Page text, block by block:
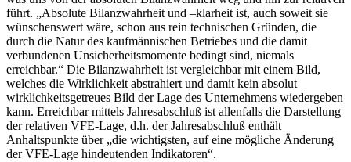
führt. „Absolute Bilanzwahrheit und –klarheit ist, auch soweit sie
wünschenswert wäre, schon aus rein technischen Gründen, die
durch die Natur des kaufmännischen Betriebes und die damit
verbundenen Unsicherheitsmomente bedingt sind, niemals
erreichbar.“ Die Bilanzwahrheit ist vergleichbar mit einem Bild,
welches die Wirklichkeit abstrahiert und damit kein absolut
wirklichkeitsgetreues Bild der Lage des Unternehmens wiedergeben
kann. Erreichbar mittels Jahresabschluß ist allenfalls die Darstellung
der relativen VFE-Lage, d.h. der Jahresabschluß enthält
Anhaltspunkte über „die wichtigsten, auf eine mögliche Änderung
der VFE-Lage hindeutenden Indikatoren“.